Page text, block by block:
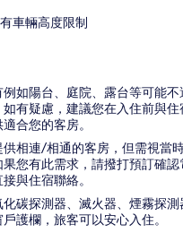
車輛高度限制
例如陽台、庭院、露台等可能
如有疑慮，建議您在入住前與
合您的客房。
供相連/相通的客房，但需視當
果您有此需求，請撥打預訂確
與住宿聯絡。
碳探測器、滅火器、煙霧探測
護欄，旅客可以安心入住。